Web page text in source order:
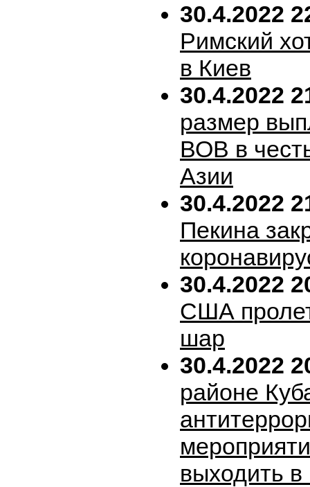
30.4.2022
Римский
в Киев
30.4.2022
размер
ВОВ в
Азии
30.4.2022
Пекина
30.4.2022
США
шар
30.4.2022
районе
выходить